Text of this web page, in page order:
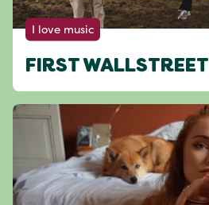
I love music
FIRST WALLSTREET